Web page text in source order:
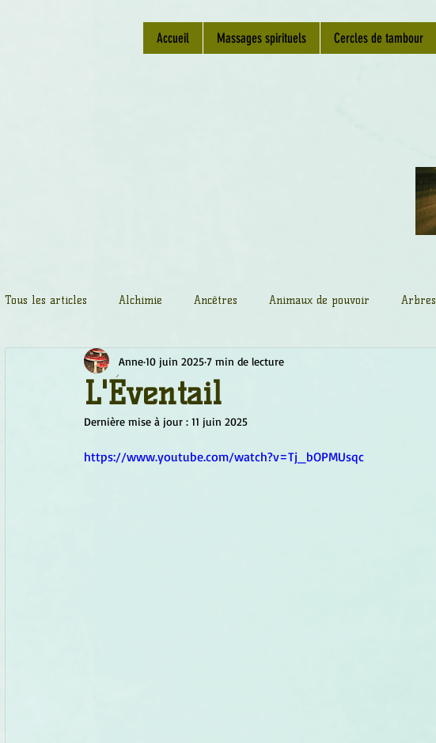
Accueil Massages spirituels Cercles de tambour
Tous les articles Alchimie Ancêtres Animaux de pouvoir Arbres
Chamanisme Champignons Conscience
Fleurs de Bach Géométrie sacrée
L'Éventail
Anne10 juin 20257 min de lecture
Dernière mise à jour : 11 juin 2025
https://www.youtube.com/watch?v=Tj_bOPMUsqc